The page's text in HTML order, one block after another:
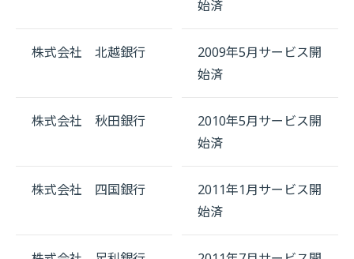
始済
株式会社 北越銀行
2009年5月サービス開
始済
株式会社 秋田銀行
2010年5月サービス開
始済
株式会社 四国銀行
2011年1月サービス開
始済